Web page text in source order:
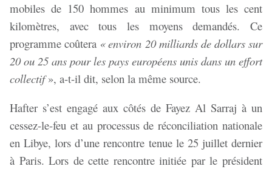
mobiles de 150 hommes au minimum tous les cent
kilomètres, avec tous les moyens demandés. Ce
programme coûtera « environ 20 milliards de dollars sur
20 ou 25 ans pour les pays européens unis dans un effort
collectif», a-t-il dit, selon la même source.
Hafter s’est engagé aux côtés de Fayez Al Sarraj à un
cessez-le-feu et au processus de réconciliation nationale
en Libye, lors d’une rencontre tenue le 25 juillet dernier
à Paris. Lors de cette rencontre initiée par le président